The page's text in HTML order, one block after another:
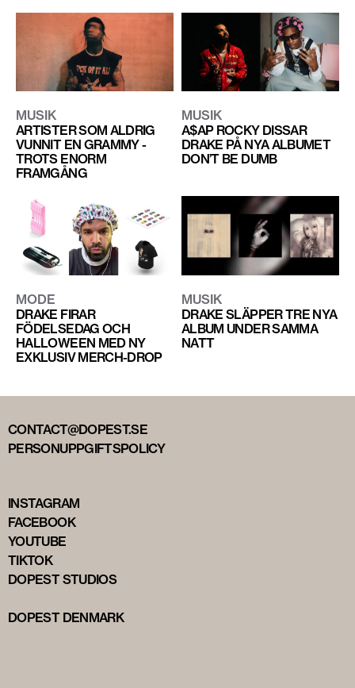
MUSIK
ARTISTER SOM ALDRIG
VUNNIT EN GRAMMY -
TROTS ENORM
FRAMGÅNG
MUSIK
A$AP ROCKY DISSAR
DRAKE PÅ NYA ALBUMET
DON’T BE DUMB
MODE
DRAKE FIRAR
FÖDELSEDAG OCH
HALLOWEEN MED NY
EXKLUSIV MERCH-DROP
MUSIK
DRAKE SLÄPPER TRE NYA
ALBUM UNDER SAMMA
NATT
CONTACT@DOPEST.SE
PERSONUPPGIFTSPOLICY
INSTAGRAM
FACEBOOK
YOUTUBE
TIKTOK
DOPEST STUDIOS
DOPEST DENMARK